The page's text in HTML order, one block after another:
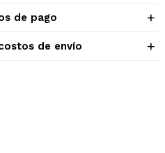
de pago
de envío